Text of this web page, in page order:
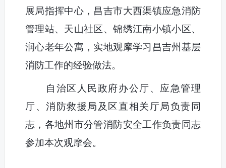
展局指挥中心，昌吉市大西渠镇应急消防
管理站、天山社区、锦绣江南小镇小区、
润心老年公寓，实地观摩学习昌吉州基层
消防工作的经验做法。
自治区人民政府办公厅、应急管理
厅、消防救援局及区直相关厅局负责同
志，各地州市分管消防安全工作负责同志
参加本次观摩会。